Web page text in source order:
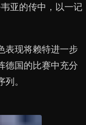
亚的传中，以一记
表现将赖特进一步
德国的比赛中充分
。